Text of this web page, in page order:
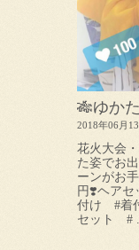
🎋ゆか
2018年06月
花火大会
た姿でお
ーンがお
円❣️ヘアセ
付け #着
セット #